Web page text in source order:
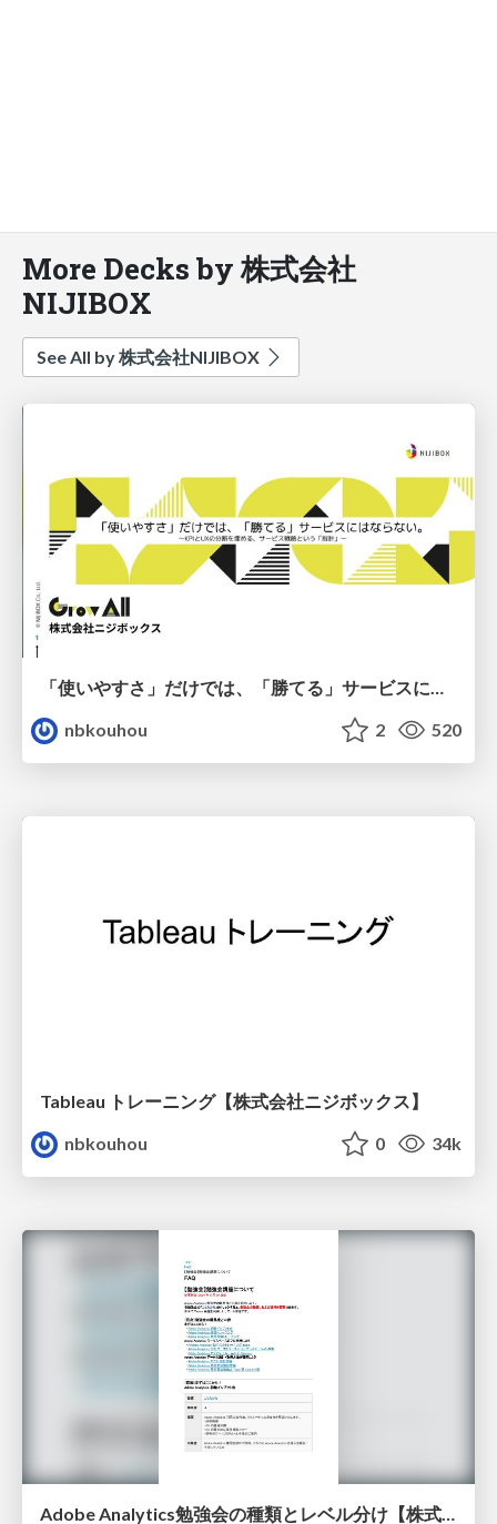
More Decks by 株式会社
NIJIBOX
See All by 株式会社NIJIBOX
「使いやすさ」だけでは、「勝てる」サービスにはならない。〜KPIとUXの分断を埋める、サービス戦略という「指針」〜
nbkouhou
2 520
Tableau トレーニング【株式会社ニジボックス】
nbkouhou
0 34k
Adobe Analytics勉強会の種類とレベル分け【株式会社ニジボックス】